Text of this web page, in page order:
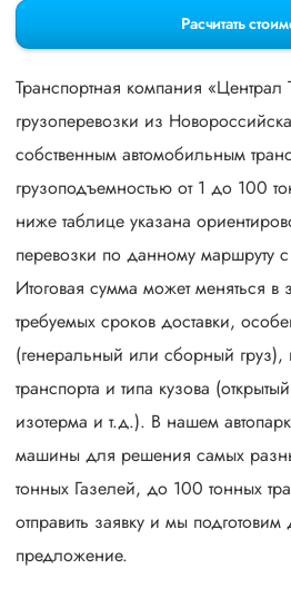
Расчитать
Транспортная компания «Централ
грузоперевозки из
собственным автомобильным
грузоподъемностью от 1 до 100
ниже таблице указана
перевозки по данному маршруту
Итоговая сумма может меняться в
требуемых сроков доставки,
(генеральный или сборный груз),
транспорта и типа кузова
изотерма и т.д.). В нашем
машины для решения самых
тонных Газелей, до 100 тонных
отправить заявку и мы
предложение.